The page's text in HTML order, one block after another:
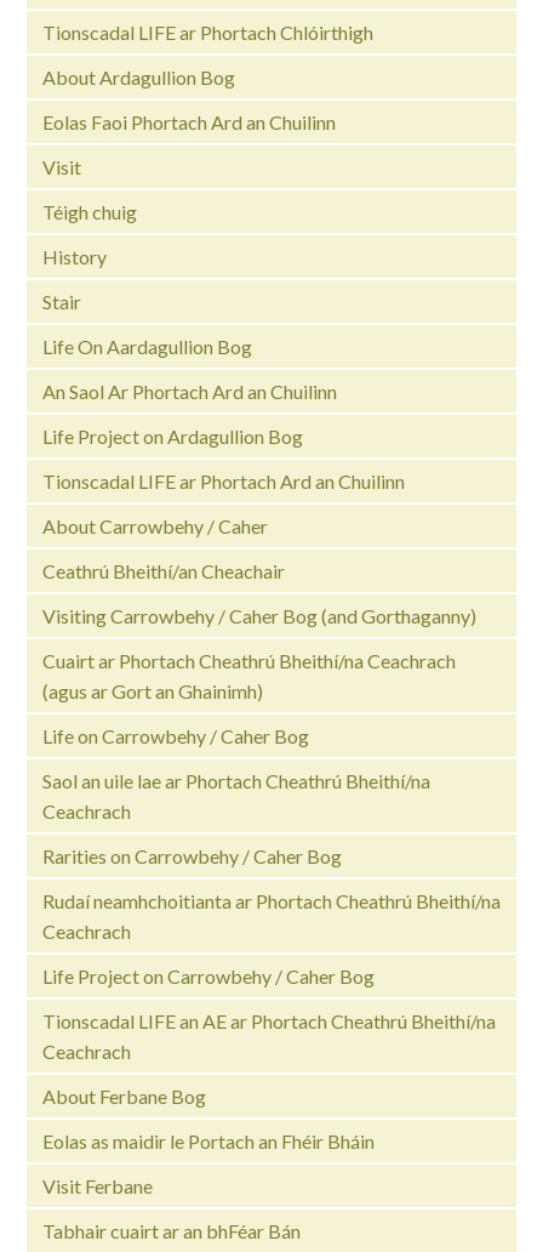
Tionscadal LIFE ar Phortach Chlóirthigh
About Ardagullion Bog
Eolas Faoi Phortach Ard an Chuilinn
Visit
Téigh chuig
History
Stair
Life On Aardagullion Bog
An Saol Ar Phortach Ard an Chuilinn
Life Project on Ardagullion Bog
Tionscadal LIFE ar Phortach Ard an Chuilinn
About Carrowbehy / Caher
Ceathrú Bheithí/an Cheachair
Visiting Carrowbehy / Caher Bog (and Gorthaganny)
Cuairt ar Phortach Cheathrú Bheithí/na Ceachrach
(agus ar Gort an Ghainimh)
Life on Carrowbehy / Caher Bog
Saol an uile lae ar Phortach Cheathrú Bheithí/na
Ceachrach
Rarities on Carrowbehy / Caher Bog
Rudaí neamhchoitianta ar Phortach Cheathrú Bheithí/na
Ceachrach
Life Project on Carrowbehy / Caher Bog
Tionscadal LIFE an AE ar Phortach Cheathrú Bheithí/na
Ceachrach
About Ferbane Bog
Eolas as maidir le Portach an Fhéir Bháin
Visit Ferbane
Tabhair cuairt ar an bhFéar Bán